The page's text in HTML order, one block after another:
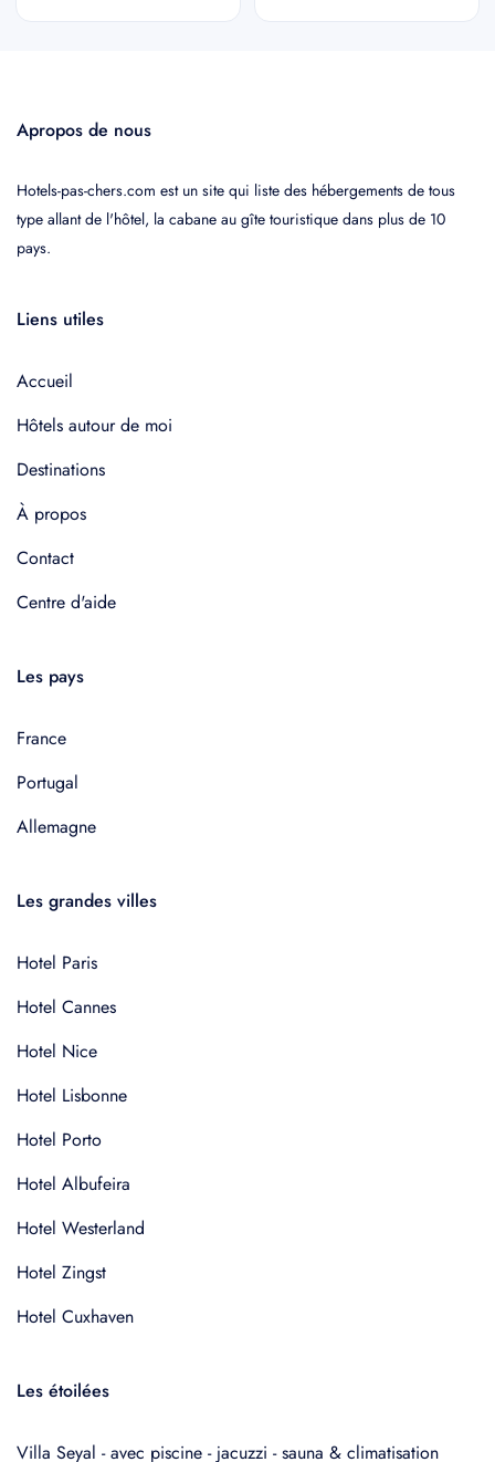
Apropos de nous
Hotels-pas-chers.com est un site qui liste des hébergements de tous
type allant de l'hôtel, la cabane au gîte touristique dans plus de 10
pays.
Liens utiles
Accueil
Hôtels autour de moi
Destinations
À propos
Contact
Centre d'aide
Les pays
France
Portugal
Allemagne
Les grandes villes
Hotel Paris
Hotel Cannes
Hotel Nice
Hotel Lisbonne
Hotel Porto
Hotel Albufeira
Hotel Westerland
Hotel Zingst
Hotel Cuxhaven
Les étoilées
Villa Seyal - avec piscine - jacuzzi - sauna & climatisation